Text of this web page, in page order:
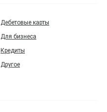
Дебетовые карты
Для бизнеса
Кредиты
Другое